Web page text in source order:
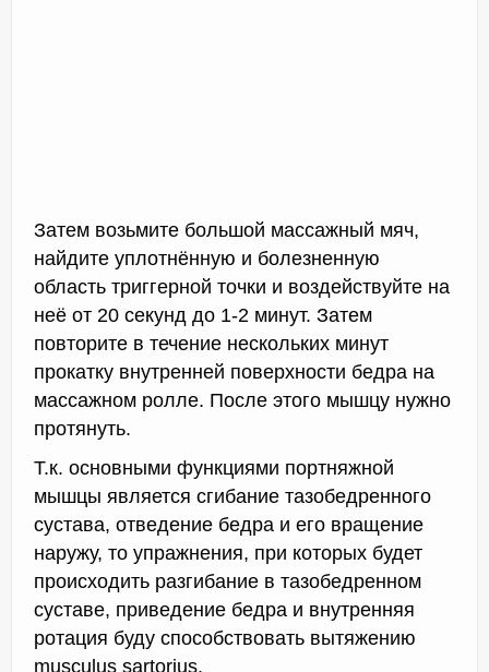
Затем возьмите большой массажный мяч,
найдите уплотнённую и болезненную
область триггерной точки и воздействуйте на
неё от 20 секунд до 1-2 минут. Затем
повторите в течение нескольких минут
прокатку внутренней поверхности бедра на
массажном ролле. После этого мышцу нужно
протянуть.
Т.к. основными функциями портняжной
мышцы является сгибание тазобедренного
сустава, отведение бедра и его вращение
наружу, то упражнения, при которых будет
происходить разгибание в тазобедренном
суставе, приведение бедра и внутренняя
ротация буду способствовать вытяжению
musculus sartorius.